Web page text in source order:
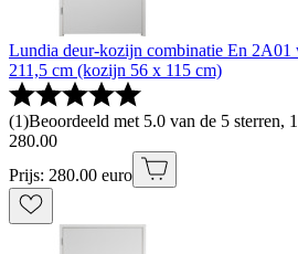
Lundia deur-kozijn combinatie En
211,5 cm (kozijn 56 x 115 cm)
(1)Beoordeeld met 5.0 van de 5 sterren,
280.00
Prijs: 280.00 euro